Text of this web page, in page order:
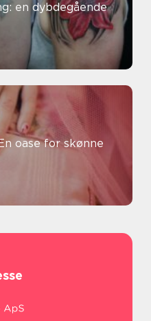
en dybdegående
oase for skønne